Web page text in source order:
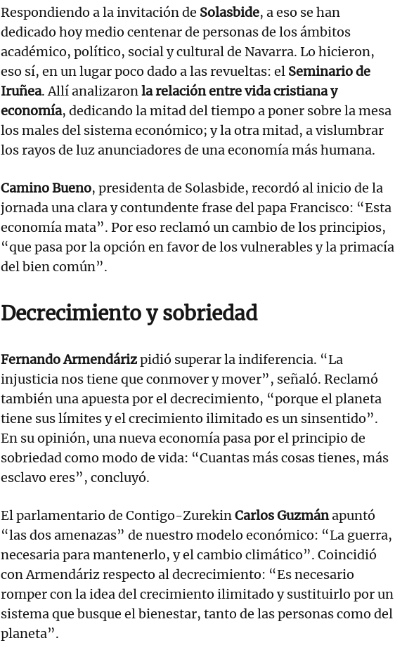
Respondiendo a la invitación de Solasbide, a eso se han
dedicado hoy medio centenar de personas de los ámbitos
académico, político, social y cultural de Navarra. Lo hicieron,
eso sí, en un lugar poco dado a las revueltas: el Seminario de
Iruñea. Allí analizaronla relación entre vida cristiana y
economía, dedicando la mitad del tiempo a poner sobre la mesa
los males del sistema económico; y la otra mitad, a vislumbrar
los rayos de luz anunciadores de una economía más humana.
Camino Bueno, presidenta de Solasbide, recordó al inicio de la
jornada una clara y contundente frase del papa Francisco: “Esta
economía mata”. Por eso reclamó un cambio de los principios,
“que pasa por la opción en favor de los vulnerables y la primacía
del bien común”.
Decrecimiento y sobriedad
Fernando Armendárizpidió superar la indiferencia. “La
injusticia nos tiene que conmover y mover”, señaló. Reclamó
también una apuesta por el decrecimiento, “porque el planeta
tiene sus límites y el crecimiento ilimitado es un sinsentido”.
En su opinión, una nueva economía pasa por el principio de
sobriedad como modo de vida: “Cuantas más cosas tienes, más
esclavo eres”, concluyó.
El parlamentario de Contigo-ZurekinCarlos Guzmánapuntó
“las dos amenazas” de nuestro modelo económico: “La guerra,
necesaria para mantenerlo, y el cambio climático”. Coincidió
con Armendáriz respecto al decrecimiento: “Es necesario
romper con la idea del crecimiento ilimitado y sustituirlo por un
sistema que busque el bienestar, tanto de las personas como del
planeta”.